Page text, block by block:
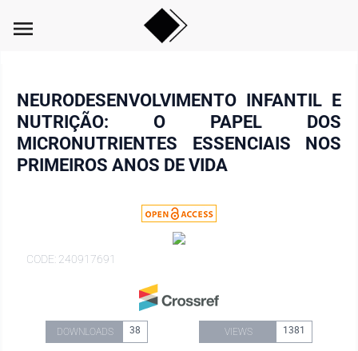
menu
NEURODESENVOLVIMENTO INFANTIL E
NUTRIÇÃO: O PAPEL DOS
MICRONUTRIENTES ESSENCIAIS NOS
PRIMEIROS ANOS DE VIDA
CODE: 240917691
DOWNLOADS 38 VIEWS 1381